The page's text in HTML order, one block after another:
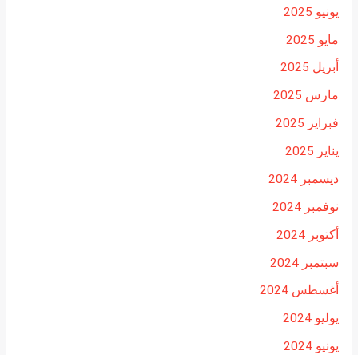
يونيو 2025
مايو 2025
أبريل 2025
مارس 2025
فبراير 2025
يناير 2025
ديسمبر 2024
نوفمبر 2024
أكتوبر 2024
سبتمبر 2024
أغسطس 2024
يوليو 2024
يونيو 2024